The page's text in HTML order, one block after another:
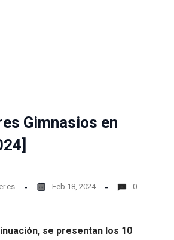
Gimnasios en
Feb 18, 2024 0
se presentan los 10